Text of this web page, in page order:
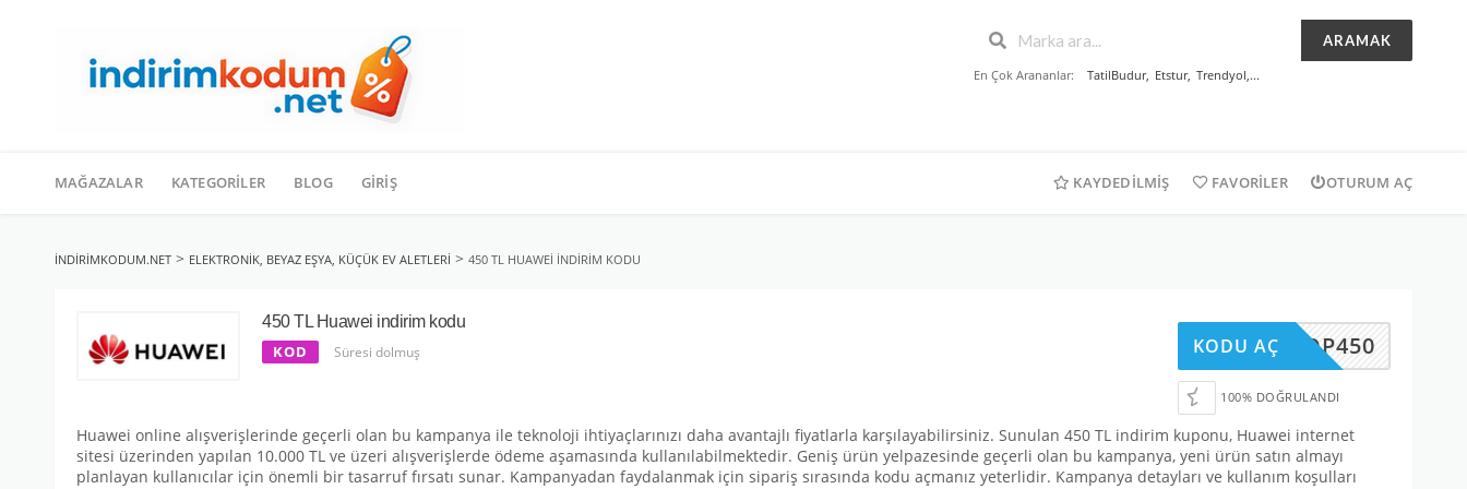
ARAMAK
En Çok Arananlar: TatilBudur, Etstur, Trendyol,...
geç
MAĞAZALAR KATEGORILER BLOG GIRIŞ KAYDEDILMIŞ FAVORILER OTURUM AÇ
INDIRIMKODUM.NET > ELEKTRONIK, BEYAZ EŞYA, KÜÇÜK EV ALETLERI > 450 TL HUAWEI INDIRIM KODU
450 TL Huawei indirim kodu
KOD Süresi dolmuş ASHOP450
KODU AÇ
100% DOĞRULANDI
Huawei online alışverişlerinde geçerli olan bu kampanya ile teknoloji ihtiyaçlarınızı daha avantajlı fiyatlarla karşılayabilirsiniz. Sunulan 450 TL indirim kuponu, Huawei internet
sitesi üzerinden yapılan 10.000 TL ve üzeri alışverişlerde ödeme aşamasında kullanılabilmektedir. Geniş ürün yelpazesinde geçerli olan bu kampanya, yeni ürün satın almayı
planlayan kullanıcılar için önemli bir tasarruf fırsatı sunar. Kampanyadan faydalanmak için sipariş sırasında kodu açmanız yeterlidir. Kampanya detayları ve kullanım koşulları